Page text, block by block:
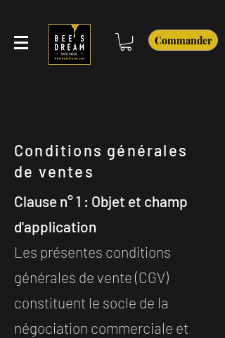
Commander
Conditions générales
de ventes
Clause n° 1 : Objet et champ
d'application
Les présentes conditions
générales de vente (CGV)
constituent le socle de la
négociation commerciale et